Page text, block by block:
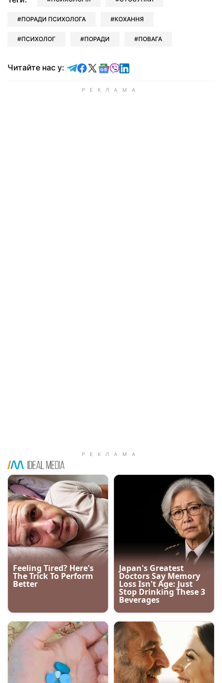
ПОРАДИ ПСИХОЛОГА КОХАННЯ
ПСИХОЛОГ ПОРАДИ ПОВАГА
Читайте нас у: Читайте у Telegram
Читайте у Facebook
Читайте у X
Читайте у Google news
Читайте у Viber
Читайте у LinkedIn